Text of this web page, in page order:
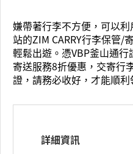
嫌帶著行李不方便，可以
站的ZIM CARRY行李保管/
輕鬆出遊。憑VBP釜山通
寄送服務8折優惠，交寄行
證，請務必收好，才能順利
詳細資訊